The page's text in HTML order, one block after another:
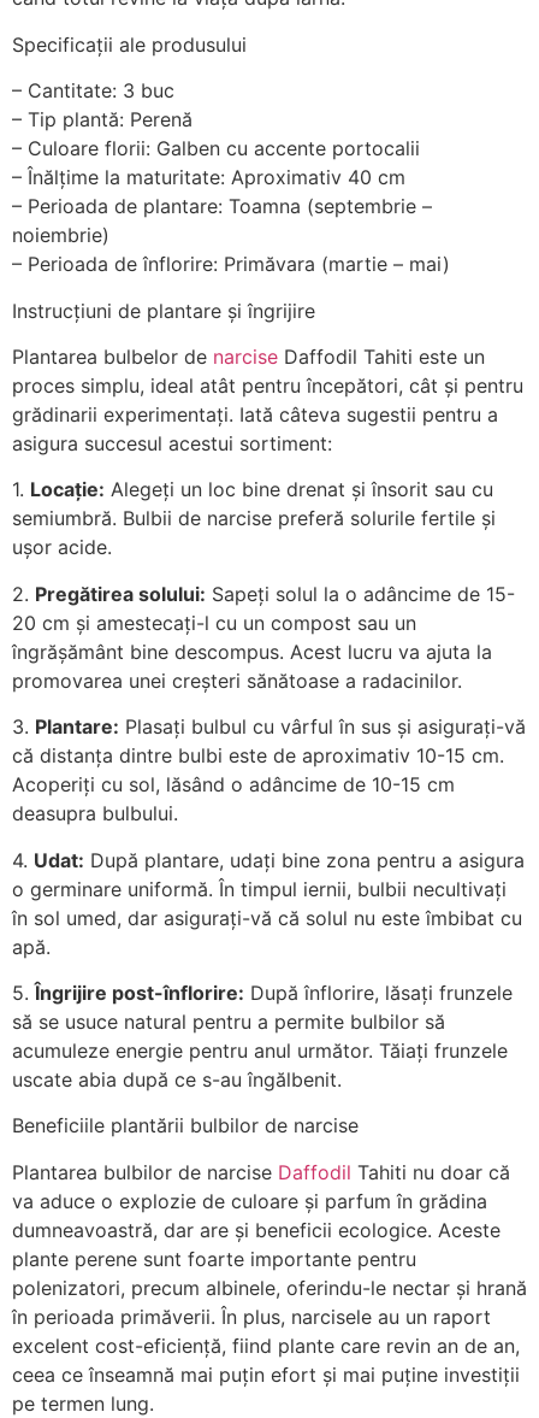
Specificații ale produsului
– Cantitate: 3 buc
– Tip plantă: Perenă
– Culoare florii: Galben cu accente portocalii
– Înălțime la maturitate: Aproximativ 40 cm
– Perioada de plantare: Toamna (septembrie –
noiembrie)
– Perioada de înflorire: Primăvara (martie – mai)
Instrucțiuni de plantare și îngrijire
Plantarea bulbelor de narcise Daffodil Tahiti este un
proces simplu, ideal atât pentru începători, cât și pentru
grădinarii experimentați. Iată câteva sugestii pentru a
asigura succesul acestui sortiment:
1. Locație: Alegeți un loc bine drenat și însorit sau cu
semiumbră. Bulbii de narcise preferă solurile fertile și
ușor acide.
2. Pregătirea solului: Sapeți solul la o adâncime de 15-
20 cm și amestecați-l cu un compost sau un
îngrășământ bine descompus. Acest lucru va ajuta la
promovarea unei creșteri sănătoase a radacinilor.
3. Plantare: Plasați bulbul cu vârful în sus și asigurați-vă
că distanța dintre bulbi este de aproximativ 10-15 cm.
Acoperiți cu sol, lăsând o adâncime de 10-15 cm
deasupra bulbului.
4. Udat: După plantare, udați bine zona pentru a asigura
o germinare uniformă. În timpul iernii, bulbii necultivați
în sol umed, dar asigurați-vă că solul nu este îmbibat cu
apă.
5.Îngrijire post-înflorire: După înflorire, lăsați frunzele
să se usuce natural pentru a permite bulbilor să
acumuleze energie pentru anul următor. Tăiați frunzele
uscate abia după ce s-au îngălbenit.
Beneficiile plantării bulbilor de narcise
Plantarea bulbilor de narcise Daffodil Tahiti nu doar că
va aduce o explozie de culoare și parfum în grădina
dumneavoastră, dar are și beneficii ecologice. Aceste
plante perene sunt foarte importante pentru
polenizatori, precum albinele, oferindu-le nectar și hrană
în perioada primăverii. În plus, narcisele au un raport
excelent cost-eficiență, fiind plante care revin an de an,
ceea ce înseamnă mai puțin efort și mai puține investiții
pe termen lung.